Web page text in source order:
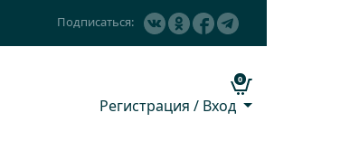
Подписаться:
0
Регистрация / Вход